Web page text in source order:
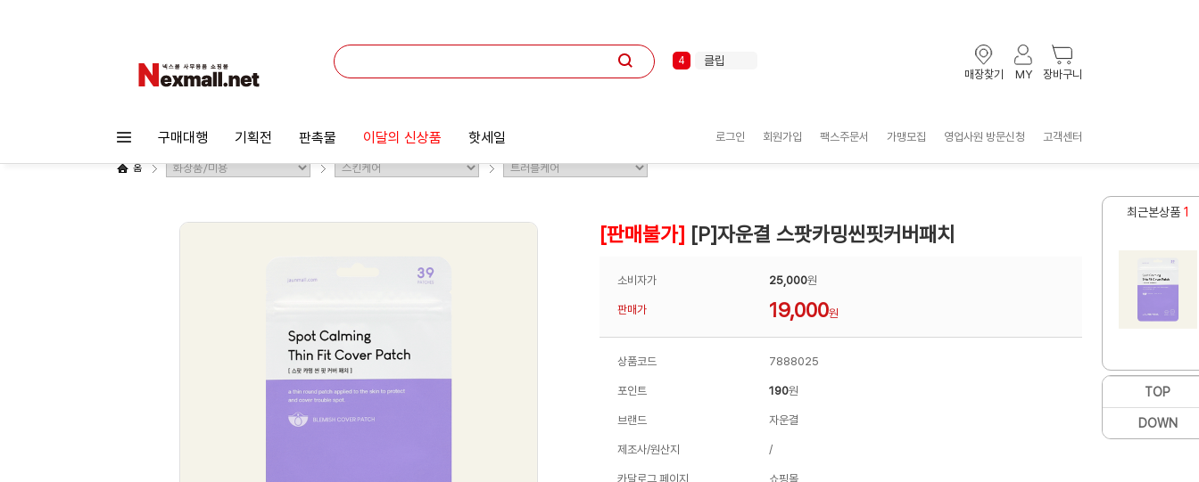
4 클립
형광펜
10 제트스트림
매장찾기 MY 장바구니
구매대행 기획전 판촉물 이달의 신상품 핫세일 로그인 회원가입 팩스주문서 가맹모집 영업사원 방문신청 고객센터
홈
[판매불가] [P]자운결 스팟카밍씬핏커버패치
소비자가 25,000원
판매가 19,000원
상품코드 7888025
포인트 190원
브랜드 자운결
제조사/원산지 /
카달로그 페이지 쇼핑몰
최근본상품 1
TOP
DOWN